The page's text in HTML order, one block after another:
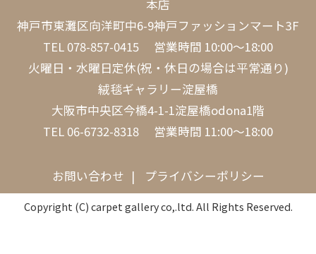
本店
神戸市東灘区向洋町中6-9神戸ファッションマート3F
TEL 078-857-0415 営業時間 10:00～18:00
火曜日・水曜日定休(祝・休日の場合は平常通り)
絨毯ギャラリー淀屋橋
大阪市中央区今橋4-1-1淀屋橋odona1階
TEL 06-6732-8318 営業時間 11:00～18:00
お問い合わせ プライバシーポリシー
Copyright (C) carpet gallery co,.ltd. All Rights Reserved.